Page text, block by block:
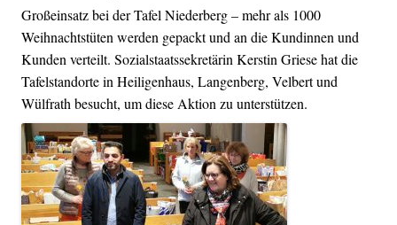
Großeinsatz bei der Tafel Niederberg – mehr als 1000
Weihnachtstüten werden gepackt und an die Kundinnen und
Kunden verteilt. Sozialstaatssekretärin Kerstin Griese hat die
Tafelstandorte in Heiligenhaus, Langenberg, Velbert und
Wülfrath besucht, um diese Aktion zu unterstützen.